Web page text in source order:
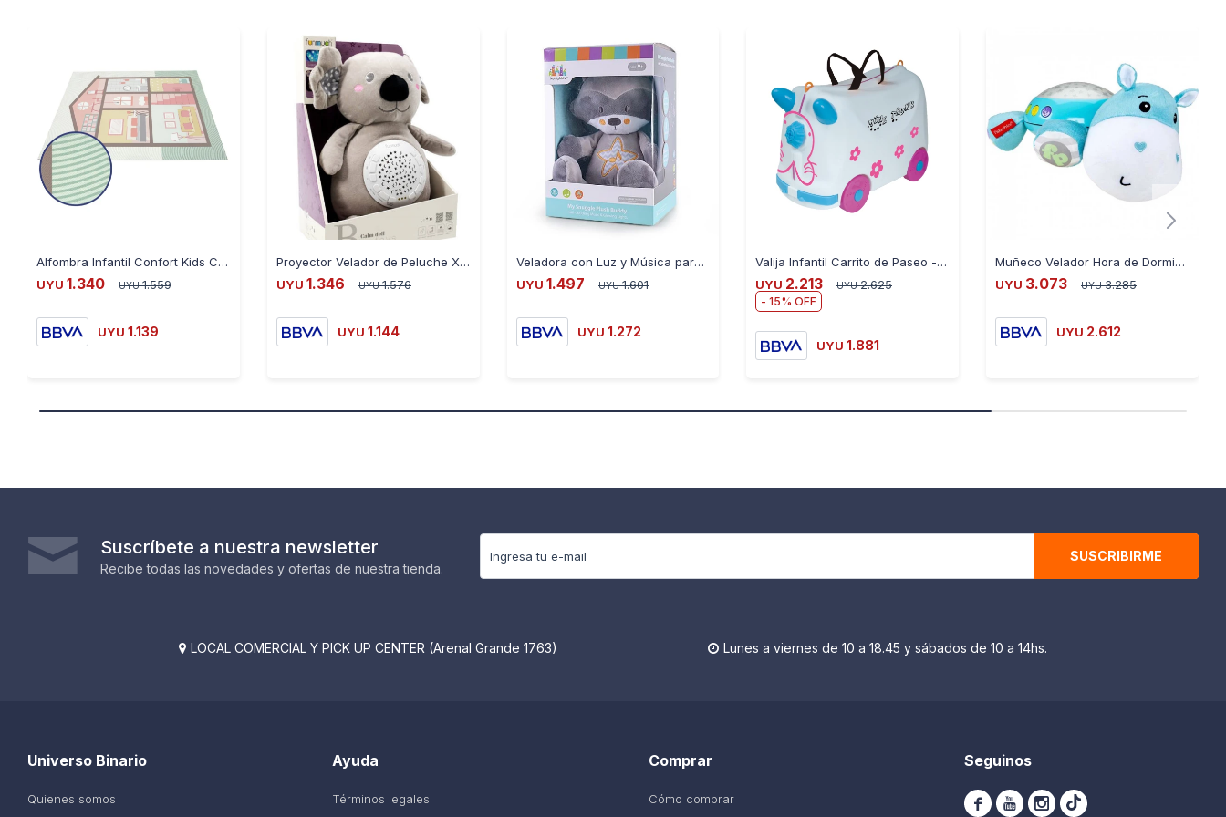
Alfombra Infantil Confort Kids Casa de Muñecas 100X120 cm CMFCSBN0101
UYU 1.340 UYU 1.559
UYU 1.139
Proyector Velador de Peluche Xg con Música y Luz - KOALA
UYU 1.346 UYU 1.576
UYU 1.144
Veladora con Luz y Música para la Noche - MAPACHE
UYU 1.497 UYU 1.601
UYU 1.272
Valija Infantil Carrito de Paseo - BLANCO
UYU 2.213 UYU 2.625
15
UYU 1.881
Muñeco Velador Hora de Dormir Fisher Price Luz y Estrellas
UYU 3.073 UYU 3.285
UYU 2.612
Suscríbete a nuestra newsletter
Recibe todas las novedades y ofertas de nuestra tienda.
SUSCRIBIRME
 LOCAL COMERCIAL Y PICK UP CENTER (Arenal Grande 1763)  Lunes a viernes de 10 a 18.45 y sábados de 10 a 14hs.
Ayuda
Términos legales
Universo Binario
Quienes somos
Comprar
Cómo comprar
Seguinos
  